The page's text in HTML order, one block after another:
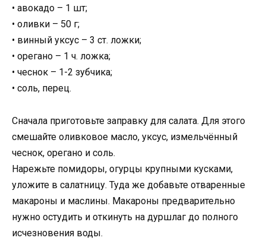
• авокадо – 1 шт;
• оливки – 50 г;
• винный уксус – 3 ст. ложки;
• орегано – 1 ч. ложка;
• чеснок – 1-2 зубчика;
• соль, перец.
Сначала приготовьте заправку для салата. Для этого
смешайте оливковое масло, уксус, измельчённый
чеснок, орегано и соль.
Нарежьте помидоры, огурцы крупными кусками,
уложите в салатницу. Туда же добавьте отваренные
макароны и маслины. Макароны предварительно
нужно остудить и откинуть на дуршлаг до полного
исчезновения воды.